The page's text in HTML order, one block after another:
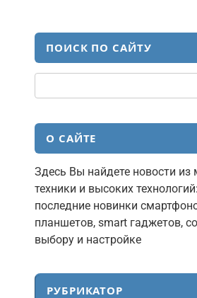
ПОИСК ПО САЙТУ
О САЙТЕ
Здесь Вы найдете новости из
техники и высоких технологий:
последние новинки
планшетов, smart гаджетов,
выбору и настройке
РУБРИКАТОР